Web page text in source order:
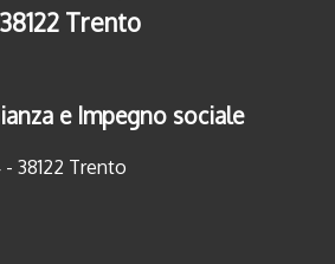
38122 Trento
e Impegno sociale
38122 Trento